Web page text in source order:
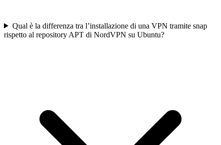
Qual è la differenza tra l’installazione di una VPN tramite snap
rispetto al repository APT di NordVPN su Ubuntu?